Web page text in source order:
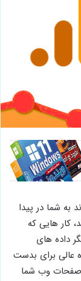
به شما در پیدا
کار هایی که
داده­ های
عالی برای بدست
صفحات وب شما